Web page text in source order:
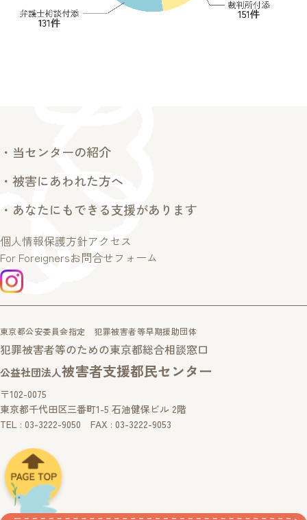
東京都公安委員会指定 犯罪被害者等早期援助団体
犯罪被害者等のための東京都総合相談窓口
公益社団法人被害者支援都民センター
〒102-0075
東京都千代田区三番町1-5 石油健保ビル 2階
TEL : 03-3222-9050 FAX : 03-3222-9053
・当センターの紹介
・被害にあわれた方へ
・あなたにもできる支援があります
個人情報保護方針アクセス
For Foreignersお問合せフォーム